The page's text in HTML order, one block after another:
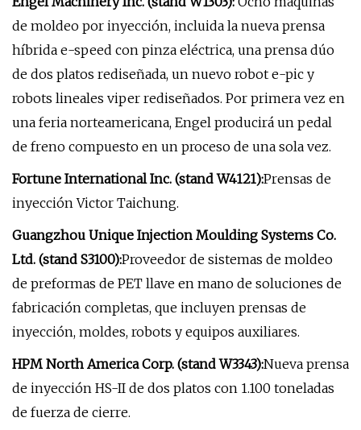
de moldeo por inyección, incluida la nueva prensa
híbrida e-speed con pinza eléctrica, una prensa dúo
de dos platos rediseñada, un nuevo robot e-pic y
robots lineales viper rediseñados. Por primera vez en
una feria norteamericana, Engel producirá un pedal
de freno compuesto en un proceso de una sola vez.
Fortune International Inc. (stand W4121):Prensas de
inyección Victor Taichung.
Guangzhou Unique Injection Moulding Systems Co.
Ltd. (stand S3100):Proveedor de sistemas de moldeo
de preformas de PET llave en mano de soluciones de
fabricación completas, que incluyen prensas de
inyección, moldes, robots y equipos auxiliares.
HPM North America Corp. (stand W3343):Nueva prensa
de inyección HS-II de dos platos con 1.100 toneladas
de fuerza de cierre.